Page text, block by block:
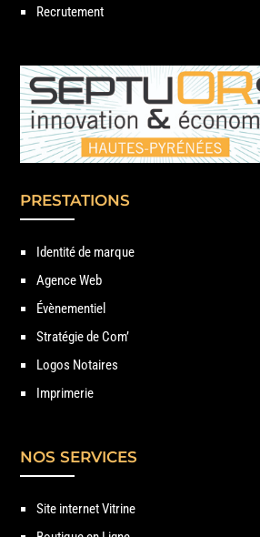
Recrutement
PRESTATIONS
Identité de marque
Agence Web
Évènementiel
Stratégie de Com’
Logos Notaires
Imprimerie
NOS SERVICES
Site internet Vitrine